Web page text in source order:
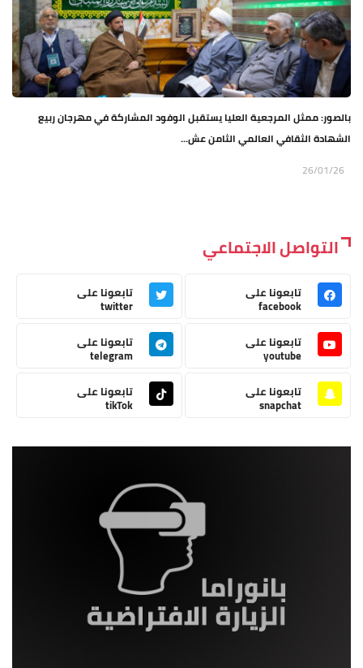
بالصور: ممثل المرجعية العليا يستقبل الوفود المشاركة في مهرجان ربيع
الشهادة الثقافي العالمي الثامن عش...
26/01/26
التواصل الاجتماعي
تابعونا على
facebook
تابعونا على
twitter
تابعونا على
youtube
تابعونا على
telegram
تابعونا على
snapchat
تابعونا على
tikTok